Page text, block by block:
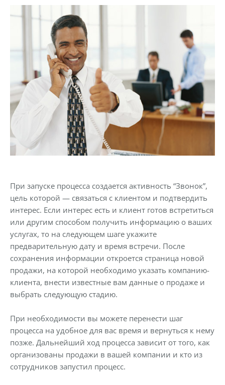
При запуске процесса создается активность “Звонок”,
цель которой — связаться с клиентом и подтвердить
интерес. Если интерес есть и клиент готов встретиться
или другим способом получить информацию о ваших
услугах, то на следующем шаге укажите
предварительную дату и время встречи. После
сохранения информации откроется страница новой
продажи, на которой необходимо указать компанию-
клиента, внести известные вам данные о продаже и
выбрать следующую стадию.
При необходимости вы можете перенести шаг
процесса на удобное для вас время и вернуться к нему
позже. Дальнейший ход процесса зависит от того, как
организованы продажи в вашей компании и кто из
сотрудников запустил процесс.